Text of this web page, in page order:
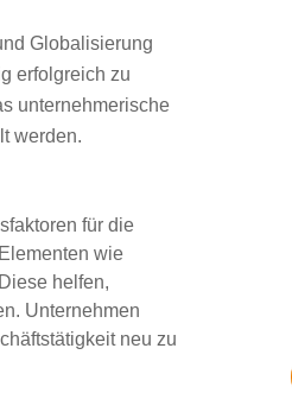
Globalisierung
erfolgreich zu
unternehmerische
werden.
für die
wie
helfen,
Unternehmen
neu zu